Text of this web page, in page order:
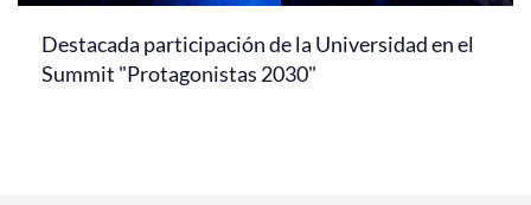
Destacada participación de la Universidad en el
Summit "Protagonistas 2030"